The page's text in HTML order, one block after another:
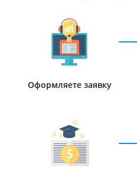
Оформляете заявку